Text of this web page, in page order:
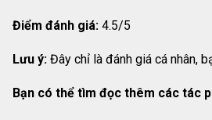
Điểm đánh giá: 4.5/5
Lưu ý: Đây chỉ là đánh giá cá nhân,
Bạn có thể tìm đọc thêm các tác